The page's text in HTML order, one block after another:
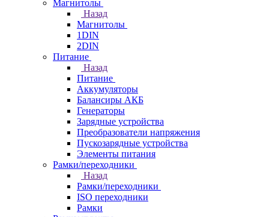
Магнитолы
Назад
Магнитолы
1DIN
2DIN
Питание
Назад
Питание
Аккумуляторы
Балансиры АКБ
Генераторы
Зарядные устройства
Преобразователи напряжения
Пускозарядные устройства
Элементы питания
Рамки/переходники
Назад
Рамки/переходники
ISO переходники
Рамки